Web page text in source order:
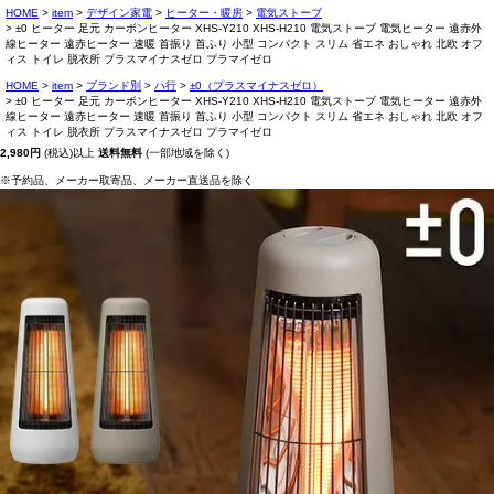
HOME item デザイン家電 ヒーター・暖房
電気ストーブ
±0 ヒーター 足元 カーボンヒーター XHS-Y210 XHS-H210 電気ストーブ 電気ヒーター 遠赤外
線ヒーター 遠赤ヒーター 速暖 首振り 首ふり 小型 コンパクト スリム 省エネ おしゃれ 北欧 オフ
ィス トイレ 脱衣所 プラスマイナスゼロ プラマイゼロ
HOME item ブランド別 ハ行
±0（プラスマイナスゼロ）
±0 ヒーター 足元 カーボンヒーター XHS-Y210 XHS-H210 電気ストーブ 電気ヒーター 遠赤外
線ヒーター 遠赤ヒーター 速暖 首振り 首ふり 小型 コンパクト スリム 省エネ おしゃれ 北欧 オフ
ィス トイレ 脱衣所 プラスマイナスゼロ プラマイゼロ
2,980円 (税込)以上 送料無料 (一部地域を除く)
※予約品、メーカー取寄品、メーカー直送品を除く